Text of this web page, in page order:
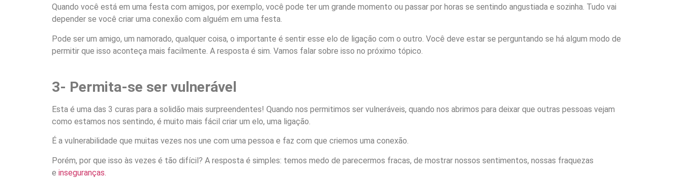
Quando você está em uma festa com amigos, por exemplo, você pode ter um grande momento ou passar por horas se sentindo angustiada e sozinha. Tudo vai
depender se você criar uma conexão com alguém em uma festa.
Pode ser um amigo, um namorado, qualquer coisa, o importante é sentir esse elo de ligação com o outro. Você deve estar se perguntando se há algum modo de
permitir que isso aconteça mais facilmente. A resposta é sim. Vamos falar sobre isso no próximo tópico.
3- Permita-se ser vulnerável
Esta é uma das 3 curas para a solidão mais surpreendentes! Quando nos permitimos ser vulneráveis, quando nos abrimos para deixar que outras pessoas vejam
como estamos nos sentindo, é muito mais fácil criar um elo, uma ligação.
É a vulnerabilidade que muitas vezes nos une com uma pessoa e faz com que criemos uma conexão.
Porém, por que isso às vezes é tão difícil? A resposta é simples: temos medo de parecermos fracas, de mostrar nossos sentimentos, nossas fraquezas
e inseguranças.